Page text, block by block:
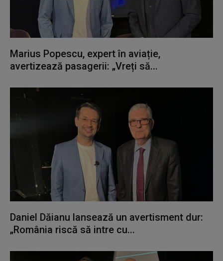
Marius Popescu, expert în aviație,
avertizează pasagerii: „Vreți să...
Daniel Dăianu lansează un avertisment dur:
„România riscă să intre cu...